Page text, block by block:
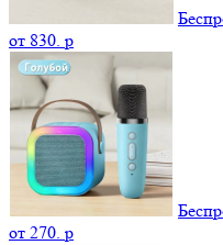
от 830. p
от 270. p